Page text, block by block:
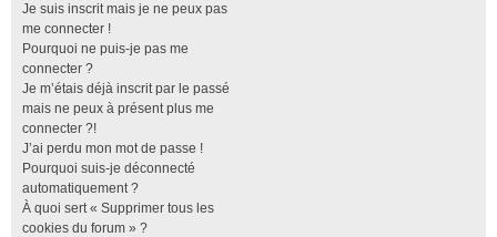
Je suis inscrit mais je ne peux pas
me connecter !
Pourquoi ne puis-je pas me
connecter ?
Je m’étais déjà inscrit par le passé
mais ne peux à présent plus me
connecter ?!
J’ai perdu mon mot de passe !
Pourquoi suis-je déconnecté
automatiquement ?
À quoi sert « Supprimer tous les
cookies du forum » ?